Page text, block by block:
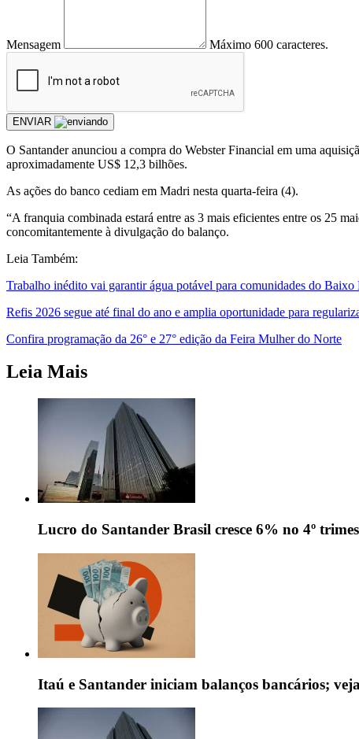
Mensagem Máximo 600 caracteres.
ENVIAR
O Santander anunciou a compra do Webster Financial em uma
aproximadamente US$ 12,3 bilhões.
As ações do banco cediam em Madri nesta quarta-feira (4).
“A franquia combinada estará entre as 3 mais eficientes entre os 25
concomitantemente à divulgação do balanço.
Leia Também:
Trabalho inédito vai garantir água potável para comunidades do Baixo
Refis 2026 segue até final do ano e amplia oportunidade para
Confira programação da 26° e 27° edição da Feira Mulher do Norte
Leia Mais
Lucro do Santander Brasil cresce 6% no 4º
Itaú e Santander iniciam balanços bancários;